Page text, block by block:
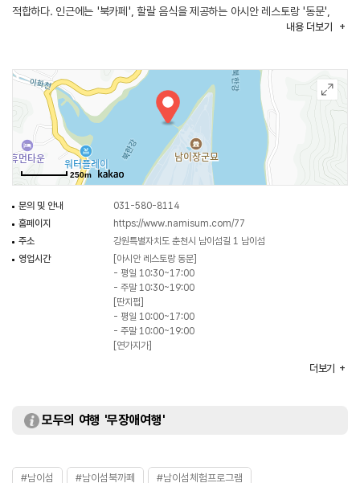
적합하다. 인근에는 '북카페', 할랄 음식을 제공하는 아시안 레스토랑 '동문',
피자·파스타를 제공하는 '딴지펍', 옛날 도시락과 떡볶이를 판매하는
예약제로 운영하며, 남이섬 이용 시간과 별도로 진행된다.
내용 더보기
250m
문의 및 안내
031-580-8114
홈페이지
https://www.namisum.com/77
주소
강원특별자치도 춘천시 남이섬길 1 남이섬
영업시간
[아시안 레스토랑 동문]
- 평일 10:30~17:00
- 주말 10:30~19:00
[딴지펍]
- 평일 10:00~17:00
- 주말 10:00~19:00
[연가지가]
- 수요일~일요일 10:00~17:00
주차
가능
더보기
모두의 여행 '무장애여행'
#남이섬 #남이섬북까페 #남이섬체험프로그램